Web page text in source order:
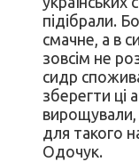
підібрали.
смачне, а в
зовсім не
сидр
зберегти ці
вирощували,
для такого
Одочук.